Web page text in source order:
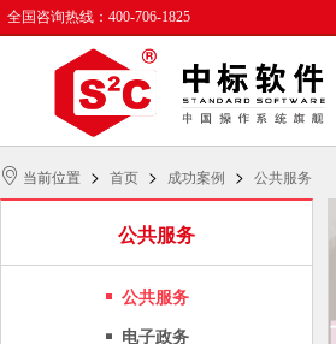
全国咨询热线：400-706-1825
当前位置 > 首页 > 成功案例 > 公共服务
公共服务
公共服务
电子政务